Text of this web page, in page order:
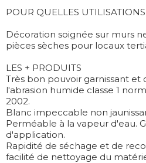
POUR QUELLES UTILISATIONS
Décoration soignée sur murs
pièces sèches pour locaux
LES + PRODUITS
Très bon pouvoir garnissant et
l'abrasion humide classe 1
2002.
Blanc impeccable non
Perméable à la vapeur d'eau.
d'application.
Rapidité de séchage et de
facilité de nettoyage du